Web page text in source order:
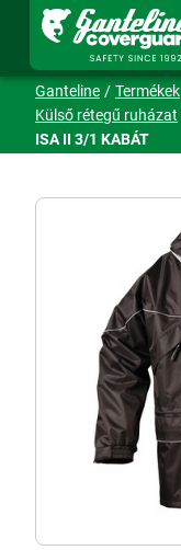
Ganteline Termékek
Külső rétegű ruházat
ISA II 3/1 KABÁT